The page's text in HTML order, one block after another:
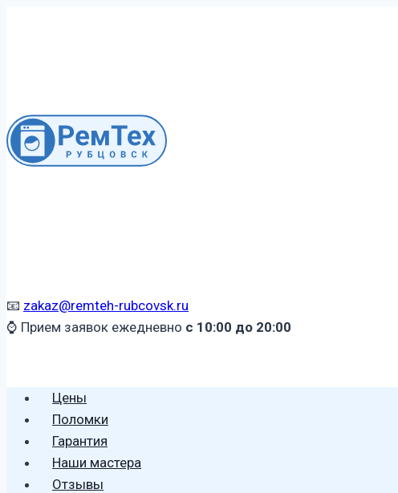
📧 zakaz@remteh-rubcovsk.ru
⌚ Прием заявок ежедневно с 10:00 до 20:00
Цены
Поломки
Гарантия
Наши мастера
Отзывы